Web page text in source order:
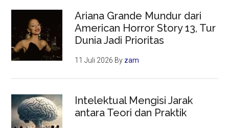
Ariana Grande Mundur dari
American Horror Story 13, Tur
Dunia Jadi Prioritas
11 Juli 2026 By zam
Intelektual Mengisi Jarak
antara Teori dan Praktik